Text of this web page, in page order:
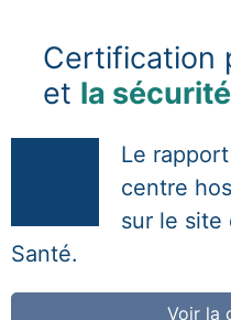
Certification
et la
Le
centre
sur le site
Santé.
Voir la